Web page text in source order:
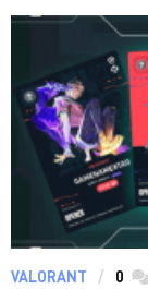
VALORANT 0